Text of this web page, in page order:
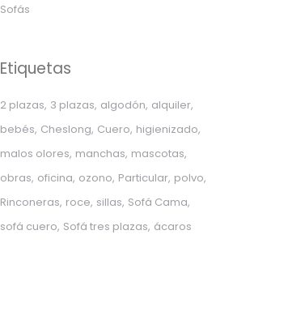
Sofás
Etiquetas
2 plazas 3 plazas algodón alquiler
bebés Cheslong Cuero higienizado
malos olores manchas mascotas
obras oficina ozono Particular polvo
Rinconeras roce sillas Sofá Cama
sofá cuero Sofá tres plazas ácaros